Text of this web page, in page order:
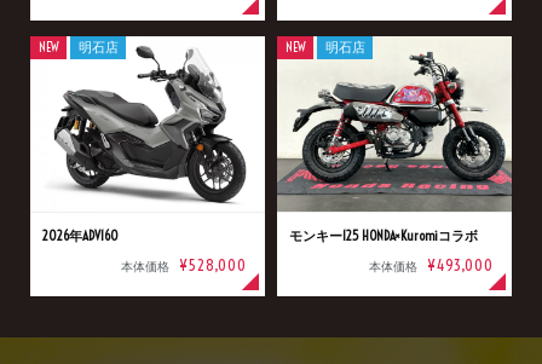
2026年ADV160
本体価格 ¥528,000
NEW 明石店
モンキー125 HONDA×Kuromiコラボ
本体価格 ¥493,000
NEW 明石店